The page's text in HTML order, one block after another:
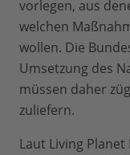
vorlegen, aus
welchen
wollen. Die
Umsetzung des
müssen daher
zuliefern.
Laut Living